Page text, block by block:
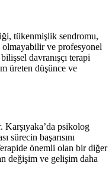
tükenmişlik sendromu,
ve profesyonel
davranışçı terapi
üreten düşünce ve
Karşıyaka’da psikolog
sürecin başarısını
önemli olan bir diğer
değişim ve gelişim daha